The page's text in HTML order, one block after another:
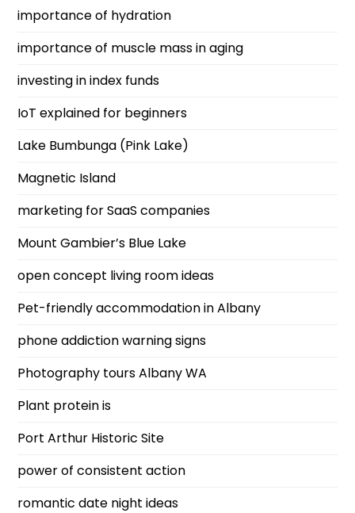
importance of hydration
importance of muscle mass in aging
investing in index funds
IoT explained for beginners
Lake Bumbunga (Pink Lake)
Magnetic Island
marketing for SaaS companies
Mount Gambier’s Blue Lake
open concept living room ideas
Pet-friendly accommodation in Albany
phone addiction warning signs
Photography tours Albany WA
Plant protein is
Port Arthur Historic Site
power of consistent action
romantic date night ideas